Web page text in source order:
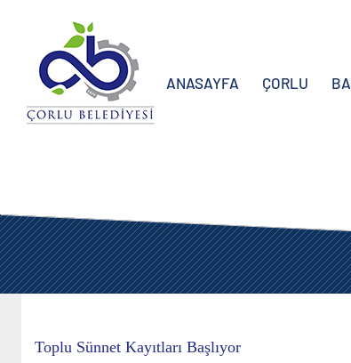
ANASAYFA ÇORLU
Toplu Sünnet Kayıtları Başlıyor